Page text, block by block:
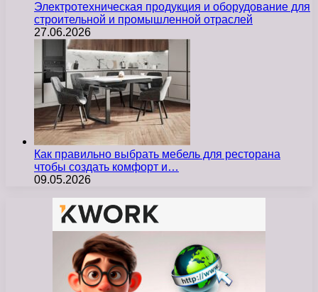
Электротехническая продукция и оборудование для
строительной и промышленной отраслей
27.06.2026
Как правильно выбрать мебель для ресторана
чтобы создать комфорт и…
09.05.2026